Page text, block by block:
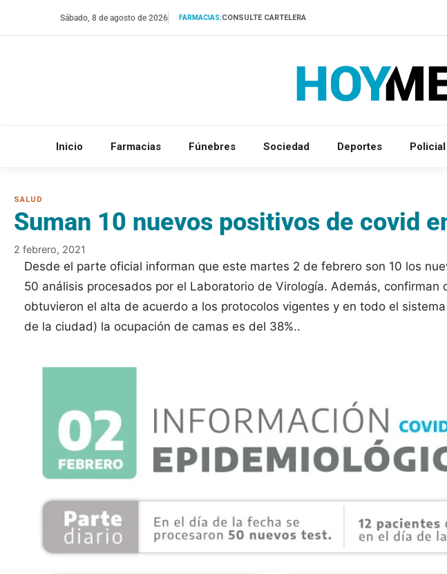
Sábado, 8 de agosto de 2026 FARMACIAS:CONSULTE CARTELERA
Inicio Farmacias Fúnebres Sociedad Deportes Policial
Suman 10 nuevos positivos de covid
2 febrero, 2021
Desde el parte oficial informan que este martes 2 de febrero son 10 los
50 análisis procesados por el Laboratorio de Virología. Además, confirman
obtuvieron el alta de acuerdo a los protocolos vigentes y en todo el
de la ciudad) la ocupación de camas es del 38%..